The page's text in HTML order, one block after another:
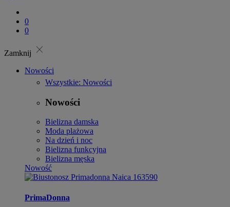
0
0
Zamknij close
Nowości
Wszystkie: Nowości
Nowości
Bielizna damska
Moda plażowa
Na dzień i noc
Bielizna funkcyjna
Bielizna męska
Nowość
PrimaDonna